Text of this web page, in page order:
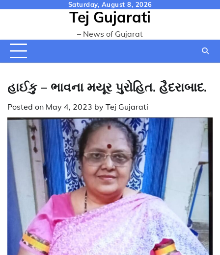
Saturday, August 8, 2026
Tej Gujarati
– News of Gujarat
હાઈકુ – ભાવના મયૂર પુરોહિત. હૈદરાબાદ.
Posted on May 4, 2023 by Tej Gujarati